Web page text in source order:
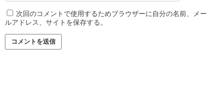
次回のコメントで使用するためブラウザーに自分の名前、メー
ルアドレス、サイトを保存する。